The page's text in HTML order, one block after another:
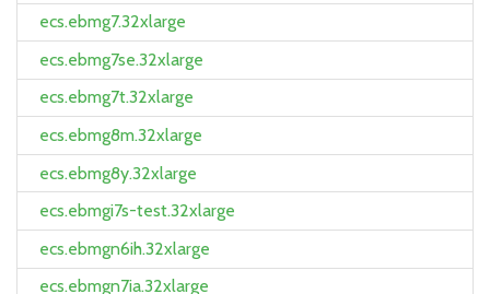
ecs.ebmg7.32xlarge
ecs.ebmg7se.32xlarge
ecs.ebmg7t.32xlarge
ecs.ebmg8m.32xlarge
ecs.ebmg8y.32xlarge
ecs.ebmgi7s-test.32xlarge
ecs.ebmgn6ih.32xlarge
ecs.ebmgn7ia.32xlarge